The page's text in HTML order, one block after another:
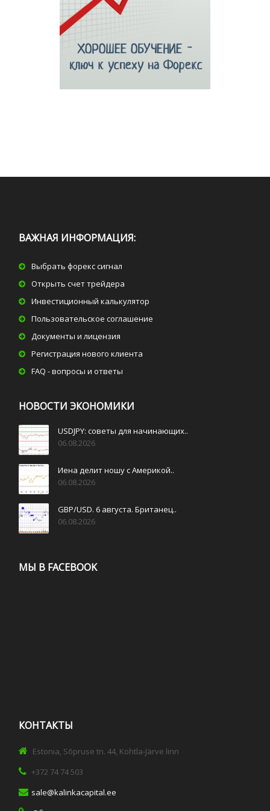
ВАЖНАЯ ИНФОРМАЦИЯ:
Выбрать форекс сигнал
Открыть счет трейдера
Инвестиционный калькулятор
Пользовательское соглашение
Документы и лицензия
Регистрация нового клиента
FAQ - вопросы и ответы
НОВОСТИ ЭКОНОМИКИ
USDJPY: советы для начинающих..
06.08.2026
Иена делит ношу с Америкой..
06.08.2026
GBP/USD. 6 августа. Британец..
06.08.2026
МЫ В FACEBOOK
КОНТАКТЫ
Estonia, Sõpruse tn. 44, Kohtla-Järve linn
+372 74 74 503
sale@kalinkacapital.ee